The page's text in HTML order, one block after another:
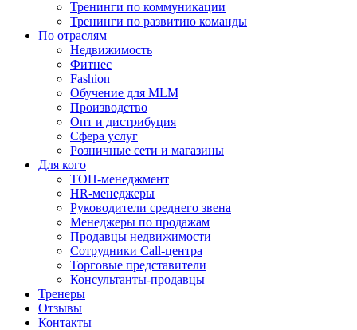
Тренинги по коммуникации
Тренинги по развитию команды
По отраслям
Недвижимость
Фитнес
Fashion
Обучение для MLM
Производство
Опт и дистрибуция
Сфера услуг
Розничные сети и магазины
Для кого
ТОП-менеджмент
HR-менеджеры
Руководители среднего звена
Менеджеры по продажам
Продавцы недвижимости
Сотрудники Call-центра
Торговые представители
Консультанты-продавцы
Тренеры
Отзывы
Контакты